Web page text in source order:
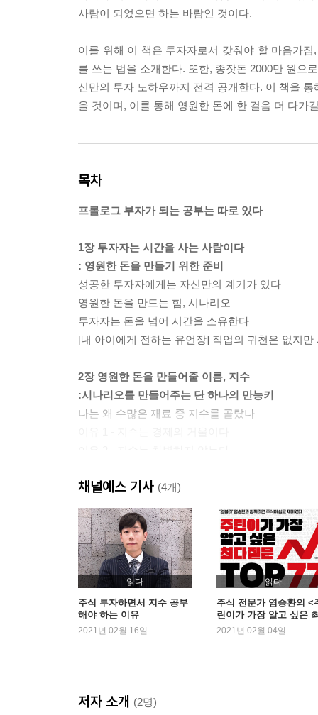
사람이 되었으면 하는 바람인 것이다.
이를 위해 이 책은 투자자로서 갖춰야 할 마음가
를 쓰는 법을 소개한다. 또한, 종잣돈 2000만 원으
신만의 투자 노하우까지 전격 공개한다. 이 책을
을 것이며, 이를 통해 영원한 돈에 한 걸음 더 다가
목차
프롤로그 부자가 되는 공부는 따로 있다
1장 투자자는 시간을 사는 사람이다
: 영원한 돈을 만들기 위한 준비
성공한 투자자에게는 자신만의 계기가 있다
영원한 돈을 만드는 힘, 시나리오
투자자는 돈을 넘어 시간을 소유한다
[내 아이에게 전하는 유언장] 직업의 귀천은 없지
2장 영원한 돈을 만들어줄 이름, 지수
:시나리오를 만들어주는 단 하나의 만능키
나는 왜 수많은 재료 중 지수를 골랐나
이유 2 - 지수는 차별하지 않는다
돈의 미래를 보여주는 가장 확실한 이정표
[내 아이에게 전하는 유언장] 취업이 아닌 창업을
3장 지수를 읽으면 돈의 흐름이 보인다
:지수가 안내하는 다양한 돈의 세계
인간은 물건이 아닌 욕망을 매매한다
인간의 본성을 극복한 3퍼센트의 진짜 비밀
인구구조의 변화를 함께 봐야 하는 이유
[내 아이에게 전하는 유언장] 열 권의 책으로 투자
영원한 부의 설계도, 돈의 시나리오
채널예스 기사 (4개)
읽다
주식 투자하면서 지수 공부
해야 하는 이유
2021년 02월 16일
읽다
주식 전문가 염승환의 <
린이가 가장 알고 싶은
질문 TOP 77> 2주 연속
2021년 02월 04일
저자 소개 (2명)